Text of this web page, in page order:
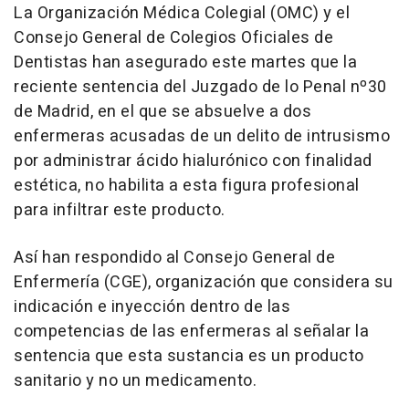
La Organización Médica Colegial (OMC) y el
Consejo General de Colegios Oficiales de
Dentistas han asegurado este martes que la
reciente sentencia del Juzgado de lo Penal nº30
de Madrid, en el que se absuelve a dos
enfermeras acusadas de un delito de intrusismo
por administrar ácido hialurónico con finalidad
estética, no habilita a esta figura profesional
para infiltrar este producto.
Así han respondido al Consejo General de
Enfermería (CGE), organización que considera su
indicación e inyección dentro de las
competencias de las enfermeras al señalar la
sentencia que esta sustancia es un producto
sanitario y no un medicamento.